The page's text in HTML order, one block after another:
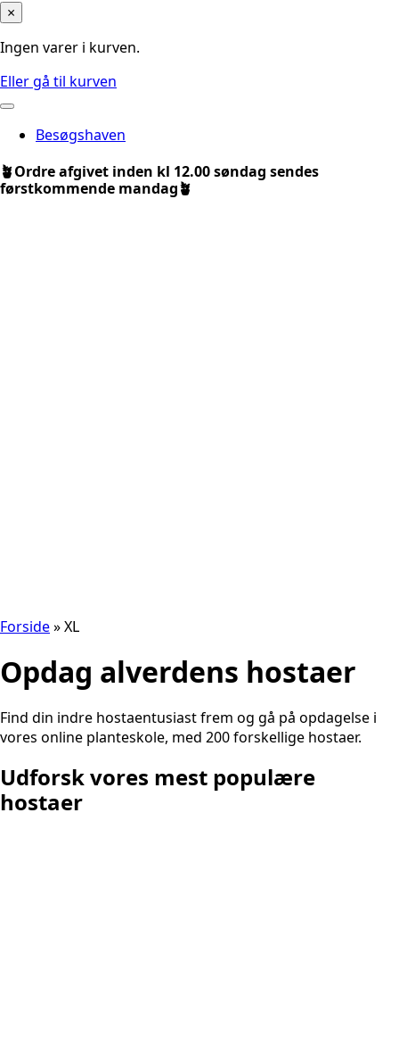
×
Ingen varer i kurven.
Eller gå til kurven
Besøgshaven
🪴Ordre afgivet inden kl 12.00 søndag sendes
førstkommende mandag🪴
Forside»XL
Opdag alverdens hostaer
Find din indre hostaentusiast frem og gå på opdagelse i
vores online planteskole, med 200 forskellige hostaer.
Udforsk vores mest populære
hostaer